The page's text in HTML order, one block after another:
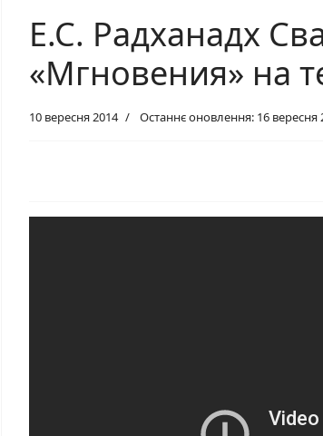
Е.С. Радханадх
«Мгновения» на
10 вересня 2014 Останнє оновлення: 16 вересня